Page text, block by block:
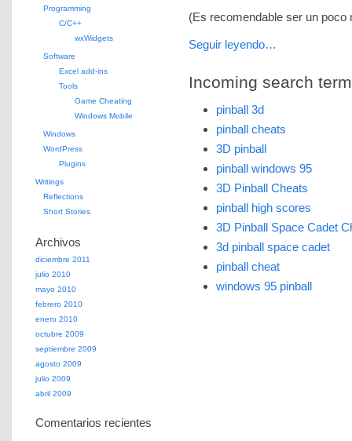
(Es recomendable ser un poco
Seguir leyendo…
Incoming search
pinball 3d
pinball cheats
3D pinball
pinball windows 95
3D Pinball Cheats
pinball high scores
3D Pinball Space Cadet
3d pinball space cadet
pinball cheat
windows 95 pinball
Programming
C/C++
wxWidgets
Software
Excel add-ins
Tools
Game Cheating
Windows Mobile
Windows
WordPress
Plugins
Writings
Reflections
Short Stories
Archivos
diciembre 2011
julio 2010
mayo 2010
febrero 2010
enero 2010
octubre 2009
septiembre 2009
agosto 2009
julio 2009
abril 2009
Comentarios recientes